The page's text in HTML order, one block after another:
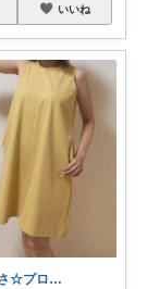
いいね
まさまさ☆プロフも見てね✨